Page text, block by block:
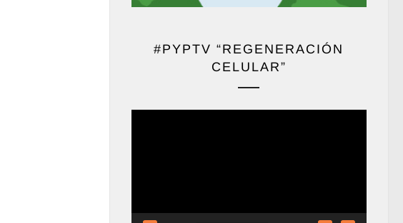
#PYPTV “REGENERACIÓN
CELULAR”